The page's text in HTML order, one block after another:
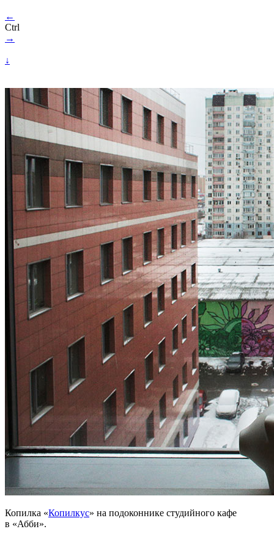
←
Ctrl
→
↓
Копилка «Копилкус» на подоконнике студийного кафе
в «Абби».